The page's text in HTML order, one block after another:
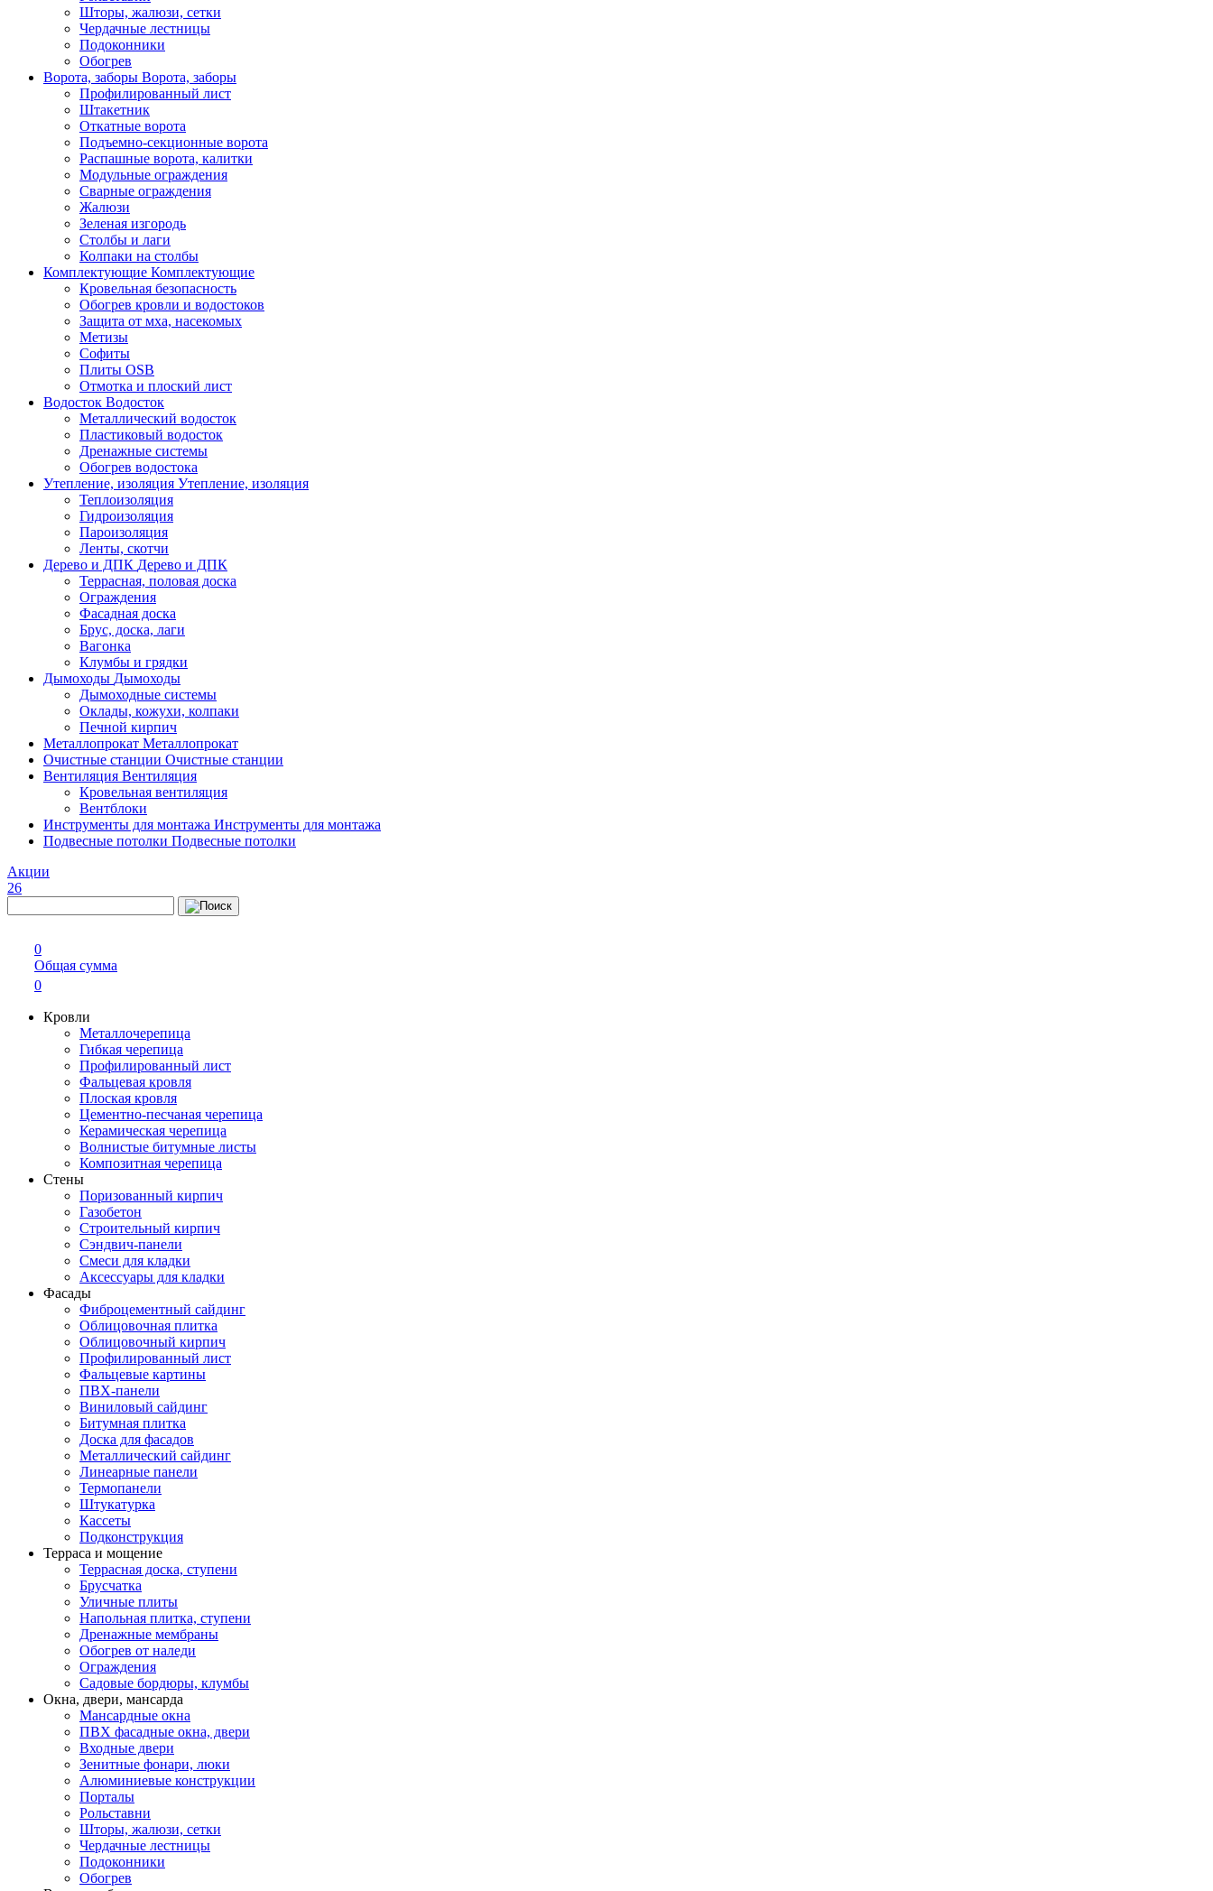
Шторы, жалюзи, сетки
Чердачные лестницы
Подоконники
Обогрев
Ворота, заборы Ворота, заборы
Профилированный лист
Штакетник
Откатные ворота
Подъемно-секционные ворота
Распашные ворота, калитки
Модульные ограждения
Сварные ограждения
Жалюзи
Зеленая изгородь
Столбы и лаги
Колпаки на столбы
Комплектующие Комплектующие
Кровельная безопасность
Обогрев кровли и водостоков
Защита от мха, насекомых
Метизы
Софиты
Плиты OSB
Отмотка и плоский лист
Водосток Водосток
Металлический водосток
Пластиковый водосток
Дренажные системы
Обогрев водостока
Утепление, изоляция Утепление, изоляция
Теплоизоляция
Гидроизоляция
Пароизоляция
Ленты, скотчи
Дерево и ДПК Дерево и ДПК
Террасная, половая доска
Ограждения
Фасадная доска
Брус, доска, лаги
Вагонка
Клумбы и грядки
Дымоходы Дымоходы
Дымоходные системы
Оклады, кожухи, колпаки
Печной кирпич
Металлопрокат Металлопрокат
Очистные станции Очистные станции
Вентиляция Вентиляция
Кровельная вентиляция
Вентблоки
Инструменты для монтажа Инструменты для монтажа
Подвесные потолки Подвесные потолки
Акции
26
0
Общая сумма
0
Кровли
Металлочерепица
Гибкая черепица
Профилированный лист
Фальцевая кровля
Плоская кровля
Цементно-песчаная черепица
Керамическая черепица
Волнистые битумные листы
Композитная черепица
Стены
Поризованный кирпич
Газобетон
Строительный кирпич
Сэндвич-панели
Смеси для кладки
Аксессуары для кладки
Фасады
Фиброцементный сайдинг
Облицовочная плитка
Облицовочный кирпич
Профилированный лист
Фальцевые картины
ПВХ-панели
Виниловый сайдинг
Битумная плитка
Доска для фасадов
Металлический сайдинг
Линеарные панели
Термопанели
Штукатурка
Кассеты
Подконструкция
Терраса и мощение
Террасная доска, ступени
Брусчатка
Уличные плиты
Напольная плитка, ступени
Дренажные мембраны
Обогрев от наледи
Ограждения
Садовые бордюры, клумбы
Окна, двери, мансарда
Мансардные окна
ПВХ фасадные окна, двери
Входные двери
Зенитные фонари, люки
Алюминиевые конструкции
Порталы
Рольставни
Шторы, жалюзи, сетки
Чердачные лестницы
Подоконники
Обогрев